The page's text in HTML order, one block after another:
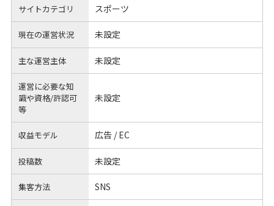
サイトカテゴリ スポーツ
現在の運営状況 未設定
主な運営主体 未設定
運営に必要な知
識や資格/許認可
等
未設定
収益モデル 広告 / EC
投稿数 未設定
集客方法 SNS